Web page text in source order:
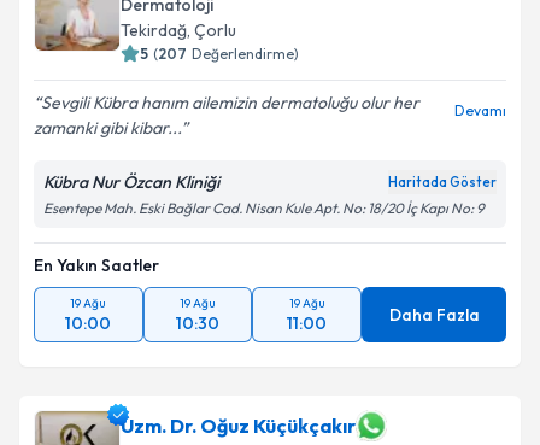
Dermatoloji
Tekirdağ, Çorlu
5 (207 Değerlendirme)
Sevgili Kübra hanım ailemizin dermatoluğu olur her
zamanki gibi kibar...
Devamı
Kübra Nur Özcan Kliniği Haritada Göster
Esentepe Mah. Eski Bağlar Cad. Nisan Kule Apt. No: 18/20 İç Kapı No: 9
En Yakın Saatler
19 Ağu
10:00
19 Ağu
10:30
19 Ağu
11:00 Daha Fazla
Uzm. Dr. Oğuz Küçükçakır